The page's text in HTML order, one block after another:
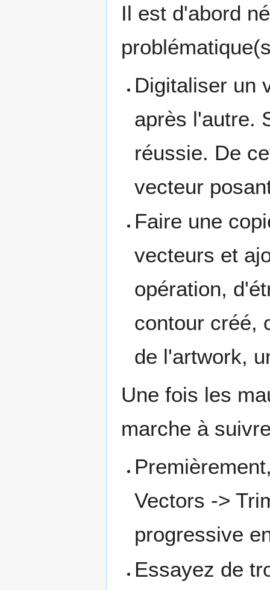
Il est d'abord
Digitaliser un
après l'autre.
réussie. De
vecteur
Faire une
vecteurs et
opération,
contour créé,
de l'artwork,
Une fois les
marche à
Vectors ->
progressive
Essayez de